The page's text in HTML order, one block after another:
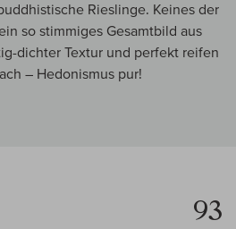
Rieslinge. Keines der
so stimmiges Gesamtbild aus
dichter Textur und perfekt reifen
– Hedonismus pur!
93